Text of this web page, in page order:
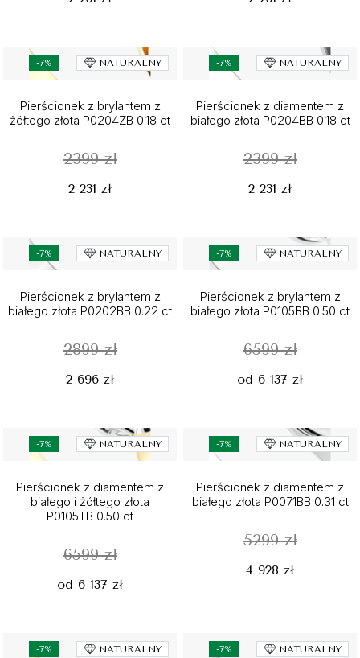
-7% NATURALNY
Pierścionek z brylantem z
żółtego złota P0204ZB 0.18 ct
2399 zł
2 231 zł
-7% NATURALNY
Pierścionek z diamentem z
białego złota P0204BB 0.18 ct
2399 zł
2 231 zł
-7% NATURALNY
Pierścionek z brylantem z
białego złota P0202BB 0.22 ct
2899 zł
2 696 zł
-7% NATURALNY
Pierścionek z brylantem z
białego złota P0105BB 0.50 ct
6599 zł
od 6 137 zł
-7% NATURALNY
Pierścionek z diamentem z
białego i żółtego złota
P0105TB 0.50 ct
6599 zł
od 6 137 zł
-7% NATURALNY
Pierścionek z diamentem z
białego złota P0071BB 0.31 ct
5299 zł
4 928 zł
-7% NATURALNY -7% NATURALNY